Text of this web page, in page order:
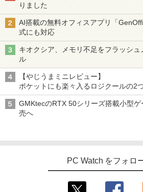
りました
AI搭載の無料オフィスアプリ「
式にも対応
キオクシア、メモリ不足をフラッシ
ル
【やじうまミニレビュー】
ポケットにも楽々入るロジクールの2
Fold」。その気になるギミックとは？
GMKtecのRTX 50シリーズ搭載小型
売へ
PC Watch をフォロ